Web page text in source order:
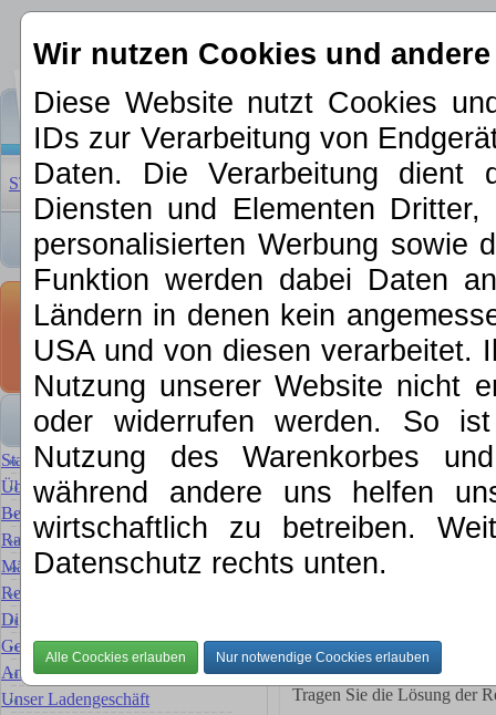
Wir nutzen Cookies und
Diese Website nutzt Cookies
IDs zur Verarbeitung von
Daten. Die Verarbeitung dient
Diensten und Elementen
personalisierten Werbung sowie
Funktion werden dabei Daten
Ländern in denen kein
USA und von diesen verarbeitet.
Nutzung unserer Website nicht
oder widerrufen werden. So
Nutzung des Warenkorbes
während andere uns helfen
wirtschaftlich zu betreiben.
Datenschutz rechts unten.
STARTSEITE| ÜBER UNS |NEUHEITEN 2026 |
Startseite
Über MKE
Bewertung für Ihre Sammlung
Rat & Tat
Märklin Ersatzteilservice
Reparaturservice Reparaturen
Digital- Umbauten & Umrüstungen
Gebrauchte Artikel
Ankauf, wir verkaufen für Sie
Unser Ladengeschäft
Kontakt
Kontakt
Artikelanfrage
Wie wurden Sie auf MKE
Ihre Emailadresse *
Betreff *
Tragen Sie die Lösung der